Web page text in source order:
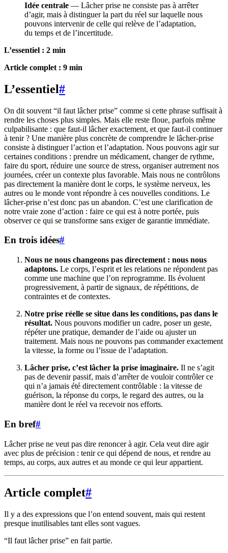
Idée centrale — Lâcher prise ne consiste pas à arrêter
d’agir, mais à distinguer la part du réel sur laquelle nous
pouvons intervenir de celle qui relève de l’adaptation,
du temps et de l’incertitude.
L’essentiel : 2 min
Article complet : 9 min
L’essentiel#
On dit souvent “il faut lâcher prise” comme si cette phrase suffisait à
rendre les choses plus simples. Mais elle reste floue, parfois même
culpabilisante : que faut-il lâcher exactement, et que faut-il continuer
à tenir ? Une manière plus concrète de comprendre le lâcher-prise
consiste à distinguer l’action et l’adaptation. Nous pouvons agir sur
certaines conditions : prendre un médicament, changer de rythme,
faire du sport, réduire une source de stress, organiser autrement nos
journées, créer un contexte plus favorable. Mais nous ne contrôlons
pas directement la manière dont le corps, le système nerveux, les
autres ou le monde vont répondre à ces nouvelles conditions. Le
lâcher-prise n’est donc pas un abandon. C’est une clarification de
notre vraie zone d’action : faire ce qui est à notre portée, puis
observer ce qui se transforme sans exiger de garantie immédiate.
En trois idées#
Nous ne nous changeons pas directement : nous nous
adaptons. Le corps, l’esprit et les relations ne répondent pas
comme une machine que l’on reprogramme. Ils évoluent
progressivement, à partir de signaux, de répétitions, de
contraintes et de contextes.
Notre prise réelle se situe dans les conditions, pas dans le
résultat. Nous pouvons modifier un cadre, poser un geste,
répéter une pratique, demander de l’aide ou ajuster un
traitement. Mais nous ne pouvons pas commander exactement
la vitesse, la forme ou l’issue de l’adaptation.
Lâcher prise, c’est lâcher la prise imaginaire. Il ne s’agit
pas de devenir passif, mais d’arrêter de vouloir contrôler ce
qui n’a jamais été directement contrôlable : la vitesse de
guérison, la réponse du corps, le regard des autres, ou la
manière dont le réel va recevoir nos efforts.
En bref#
Lâcher prise ne veut pas dire renoncer à agir. Cela veut dire agir
avec plus de précision : tenir ce qui dépend de nous, et rendre au
temps, au corps, aux autres et au monde ce qui leur appartient.
Article complet#
Il y a des expressions que l’on entend souvent, mais qui restent
presque inutilisables tant elles sont vagues.
“Il faut lâcher prise” en fait partie.